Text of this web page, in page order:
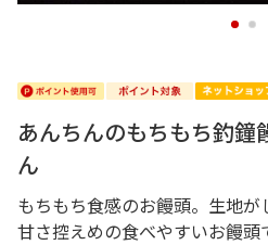
1 2
あんちんのもちもち釣
ん
もちもち食感のお饅頭。生地
甘さ控えめの食べやすいお饅頭